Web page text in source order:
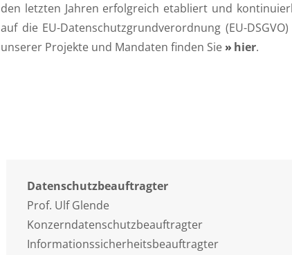
den letzten Jahren erfolgreich etabliert und
auf die EU-Datenschutzgrundverordnung (EU-
unserer Projekte und Mandaten finden Sie
hier.
Datenschutzbeauftragter
Prof. Ulf Glende
Konzerndatenschutzbeauftragter
Informationssicherheitsbeauftragter